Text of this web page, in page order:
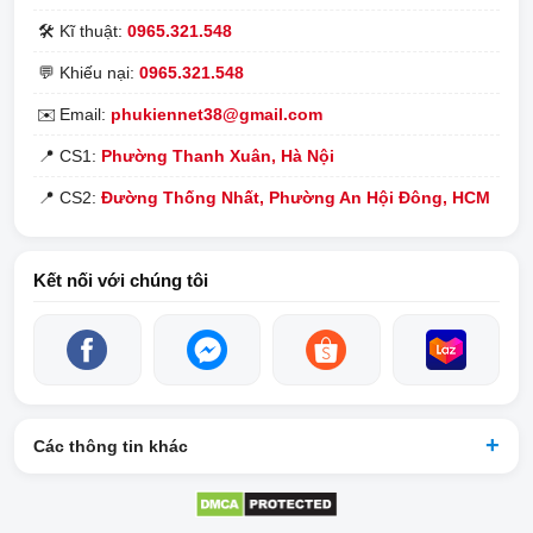
Đèn xanh - sạc đầy.
Khi sử dụngđế sạc samsung gear s3
thay đổi hướng để luôn hướng lên trên.
Dock sạc gear s3 chính hãngcó tích hợp nam châm giúp việc
🛠️ Kĩ thuật: 0965.321.548
💬 Khiếu nại: 0965.321.548
✉️ Email: phukiennet38@gmail.com
📍 CS1: Phường Thanh Xuân, Hà Nội
📍 CS2: Đường Thống Nhất, Phường An Hội Đông, HCM
Kết nối với chúng tôi
Các thông tin khác